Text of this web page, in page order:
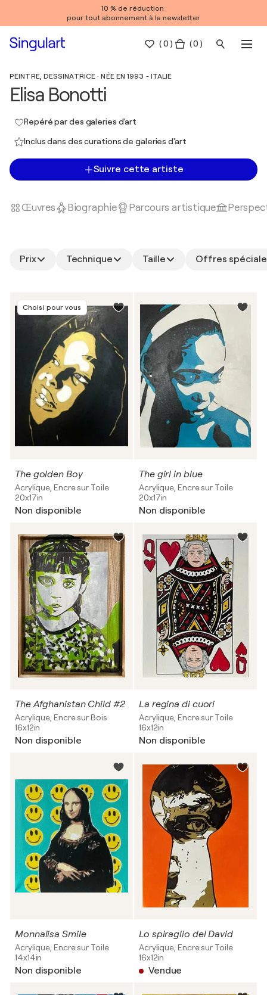
10 % de réduction
pour tout abonnement à la newsletter
(0 ) ( 0 )
PEINTRE, DESSINATRICE · NÉE EN 1993 - ITALIE
Elisa Bonotti
Repéré par des galeries d'art
Inclus dans des curations de galeries d'art
Suivre cette artiste
Œuvres Biographie Parcours artistique
Prix Technique Taille Offres
Choisi pour vous
The golden Boy
Acrylique, Encre sur Toile
20x17in
Non disponible
The girl in blue
Acrylique, Encre sur Toile
20x17in
Non disponible
The Afghanistan Child #2
Acrylique, Encre sur Bois
16x12in
Non disponible
La regina di cuori
Acrylique, Encre sur Toile
16x12in
Non disponible
Monnalisa Smile
Acrylique, Encre sur Toile
14x14in
Non disponible
Lo spiraglio del David
Acrylique, Encre sur Toile
16x12in
Vendue